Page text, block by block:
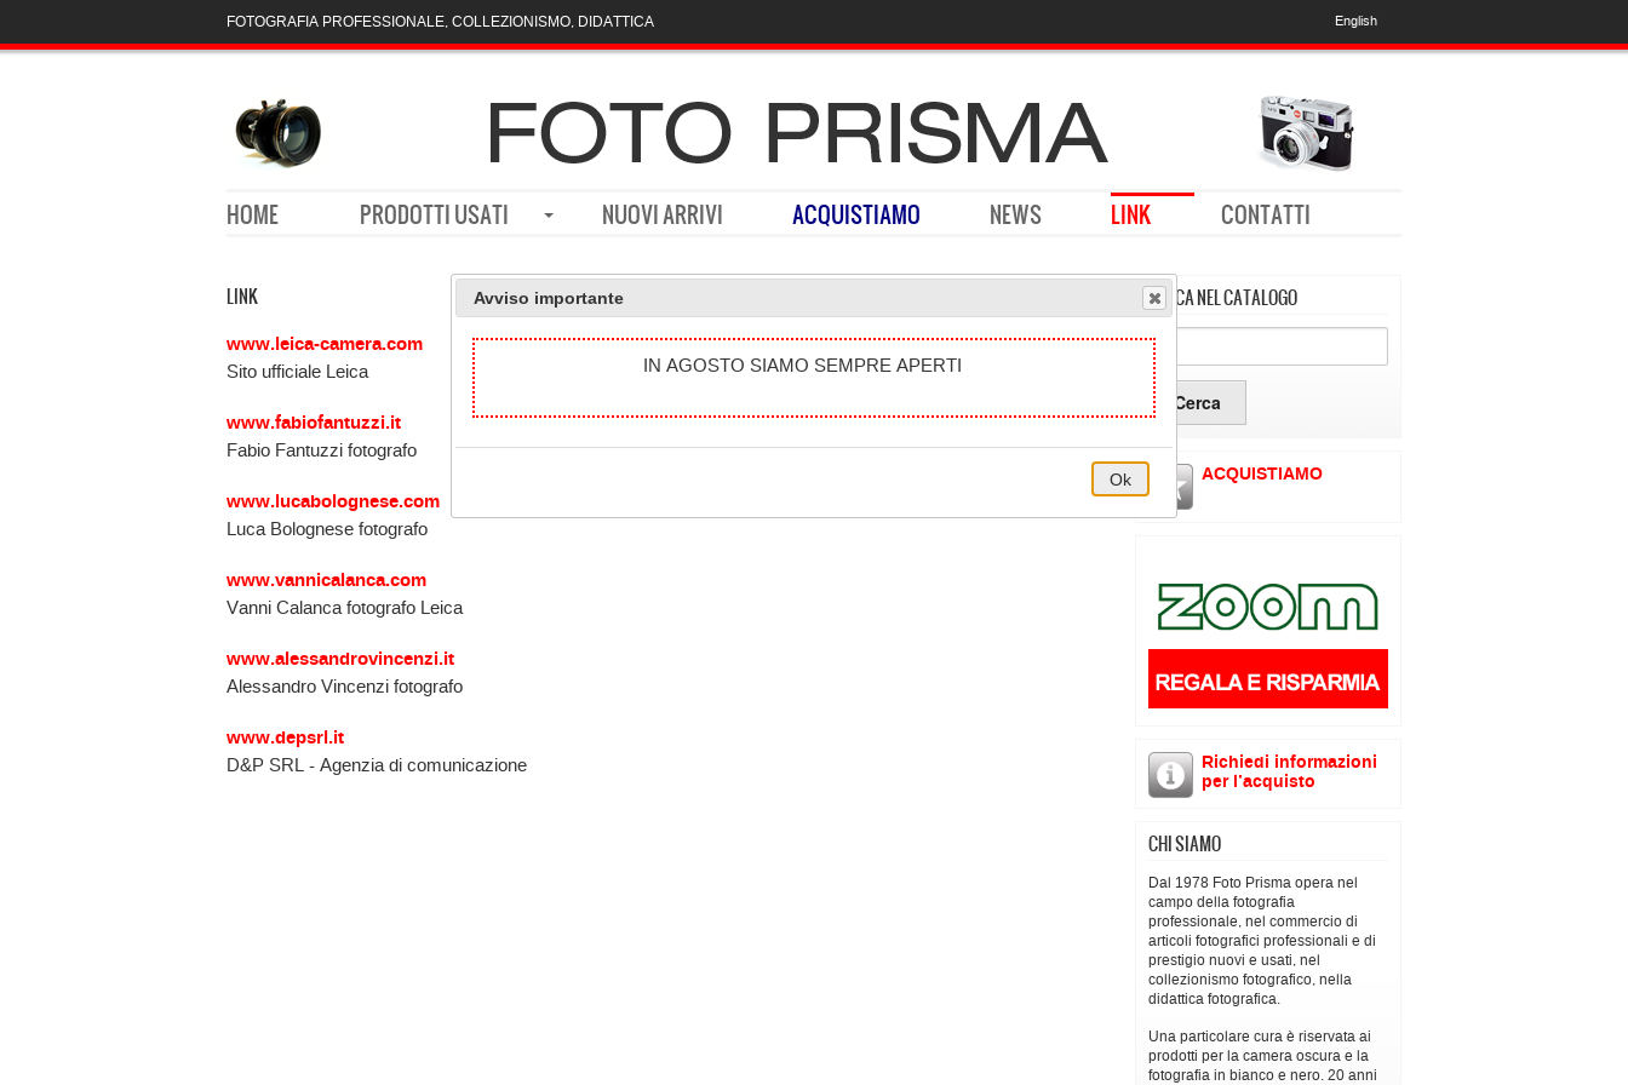
FOTOGRAFIA PROFESSIONALE, COLLEZIONISMO, DIDATTICA English
HOME PRODOTTI USATI NUOVI ARRIVI ACQUISTIAMO NEWS LINK CONTATTI
LINK
www.leica-camera.com
Sito ufficiale Leica
www.fabiofantuzzi.it
Fabio Fantuzzi fotografo
www.lucabolognese.com
Luca Bolognese fotografo
www.vannicalanca.com
Vanni Calanca fotografo Leica
www.alessandrovincenzi.it
Alessandro Vincenzi fotografo
www.depsrl.it
D&P SRL - Agenzia di comunicazione
CERCA NEL CATALOGO
ACQUISTIAMO
Richiedi informazioni
per l’acquisto
CHI SIAMO
Dal 1978 Foto Prisma opera nel
campo della fotografia
professionale, nel commercio di
articoli fotografici professionali e di
prestigio nuovi e usati, nel
collezionismo fotografico, nella
didattica fotografica.
Una particolare cura è riservata ai
prodotti per la camera oscura e la
fotografia in bianco e nero. 20 anni
Avviso importante
IN AGOSTO SIAMO SEMPRE APERTI
Ok